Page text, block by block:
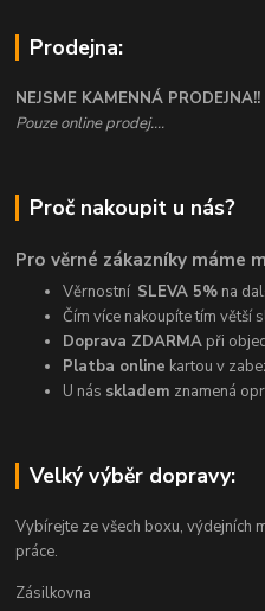
Prodejna:
NEJSME KAMENNÁ PRODEJNA!!
Pouze online prodej....
Proč nakoupit u nás?
Pro věrné zákazníky máme
Věrnostní SLEVA 5% na
Čím více nakoupíte tím větší
Doprava ZDARMA při
Platba online kartou v
U nás skladem znamená
Velký výběr dopravy:
Vybírejte ze všech boxu, výdejních
práce.
Zásilkovna